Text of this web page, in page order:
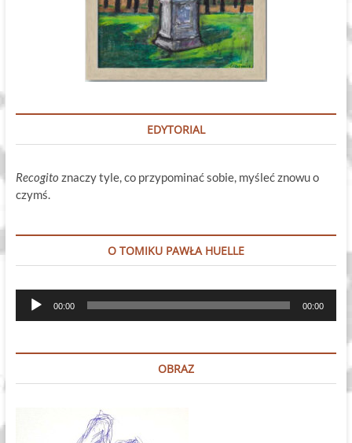
EDYTORIAL
Recogito znaczy tyle, co przypominać sobie, myśleć znowu o
czymś.
O TOMIKU PAWŁA HUELLE
Odtwarzacz
plików
00:00 00:00
OBRAZ